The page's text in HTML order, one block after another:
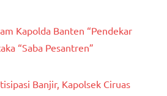
Kapolda Banten “Pendekar
“Saba Pesantren”
Banjir, Kapolsek Ciruas